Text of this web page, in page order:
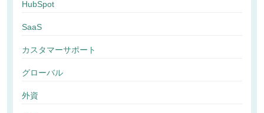
HubSpot
SaaS
カスタマーサポート
グローバル
外資